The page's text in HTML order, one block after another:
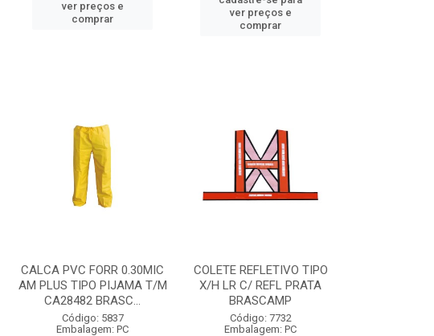
ver preços e
comprar
ver preços e
comprar
CALCA PVC FORR 0.30MIC
AM PLUS TIPO PIJAMA T/M
CA28482 BRASC...
Código: 5837
Embalagem: PC
COLETE REFLETIVO TIPO
X/H LR C/ REFL PRATA
BRASCAMP
Código: 7732
Embalagem: PC